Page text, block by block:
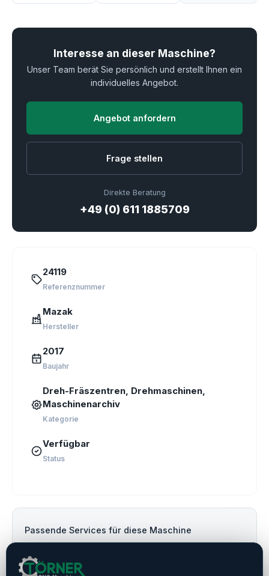
Interesse an dieser Maschine?
Unser Team berät Sie persönlich und erstellt Ihnen ein
individuelles Angebot.
Angebot anfordern
Frage stellen
Direkte Beratung
+49 (0) 611 1885709
24119
Referenznummer
Mazak
Hersteller
2017
Baujahr
Dreh-Fräs­zentren, Drehmaschinen,
Maschinenarchiv
Kategorie
Verfügbar
Status
Passende Services für diese Maschine